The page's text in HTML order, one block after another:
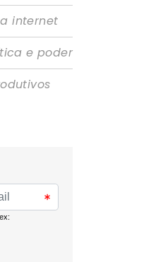
internet
e poder